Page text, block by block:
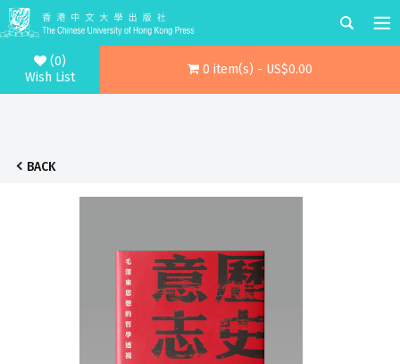
(0)
Wish List
0 item(s) - US$0.00
BACK